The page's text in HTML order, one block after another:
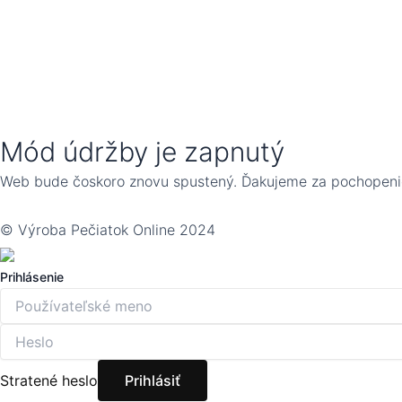
Mód údržby je zapnutý
Web bude čoskoro znovu spustený. Ďakujeme za
© Výroba Pečiatok Online 2024
Prihlásenie
Stratené heslo